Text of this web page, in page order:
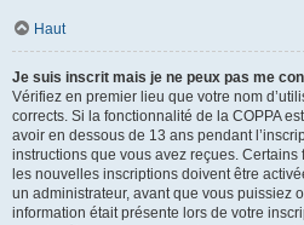
Haut
Je suis inscrit mais je ne peux pas me
Vérifiez en premier lieu que votre nom
corrects. Si la fonctionnalité de la COPPA
avoir en dessous de 13 ans pendant
instructions que vous avez reçues.
les nouvelles inscriptions doivent être
un administrateur, avant que vous puissiez
information était présente lors de votre